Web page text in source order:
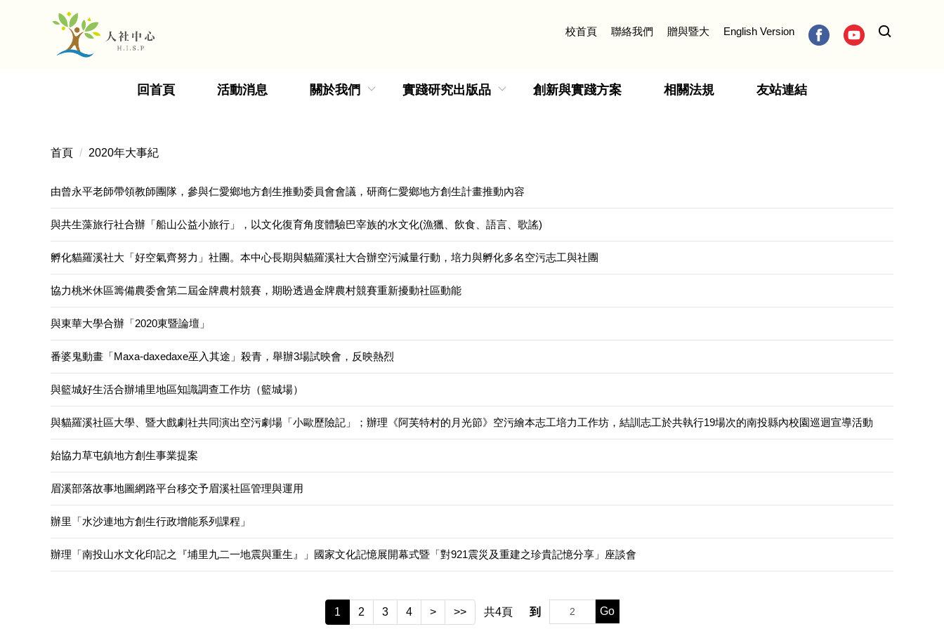
校首頁 聯絡我們 贈與暨大 English Version
回首頁 活動消息 關於我們 實踐研究出版品 創新與實踐方案 相關法規 友站連結
首頁 2020年大事紀
由曾永平老師帶領教師團隊，參與仁愛鄉地方創生推動委員會會議，研商仁愛鄉地方創生計畫推動內容
與共生藻旅行社合辦「船山公益小旅行」，以文化復育角度體驗巴宰族的水文化(漁獵、飲食、語言、歌謠)
孵化貓羅溪社大「好空氣齊努力」社團。本中心長期與貓羅溪社大合辦空污減量行動，培力與孵化多名空污志工與社團
協力桃米休區籌備農委會第二屆金牌農村競賽，期盼透過金牌農村競賽重新擾動社區動能
與東華大學合辦「2020東暨論壇」
番婆鬼動畫「Maxa-daxedaxe巫入其途」殺青，舉辦3場試映會，反映熱烈
與籃城好生活合辦埔里地區知識調查工作坊（籃城場）
與貓羅溪社區大學、暨大戲劇社共同演出空污劇場「小歐歷險記」；辦理《阿芙特村的月光節》空污繪本志工培力工作坊，結訓志工於共執行19場次的南投縣內校園巡迴宣導活動
始協力草屯鎮地方創生事業提案
眉溪部落故事地圖網路平台移交予眉溪社區管理與運用
辦里「水沙連地方創生行政增能系列課程」
辦理「南投山水文化印記之『埔里九二一地震與重生』」國家文化記憶展開幕式暨「對921震災及重建之珍貴記憶分享」座談會
1 2 3 4 > >> 共4頁 到 Go